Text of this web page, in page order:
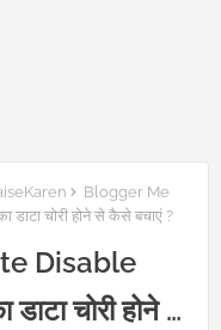
Blogger Me
चोरी होने से कैसे बचाएं ?
Disable
चोरी होने से